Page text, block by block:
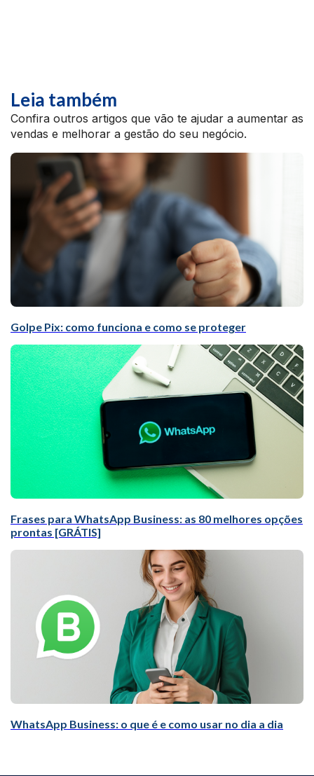
Leia também
Confira outros artigos que vão te ajudar a aumentar as
vendas e melhorar a gestão do seu negócio.
Golpe Pix: como funciona e como se proteger
Frases para WhatsApp Business: as 80 melhores opções
prontas [GRÁTIS]
WhatsApp Business: o que é e como usar no dia a dia